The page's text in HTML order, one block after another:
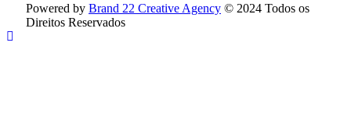
Powered by Brand 22 Creative Agency © 2024 Todos os
Direitos Reservados